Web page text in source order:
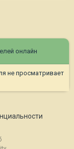
онлайн
не просматривает